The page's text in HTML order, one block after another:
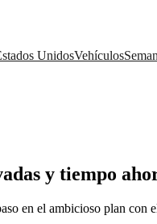
UnidosVehículos
y tiempo
en el ambicioso plan con